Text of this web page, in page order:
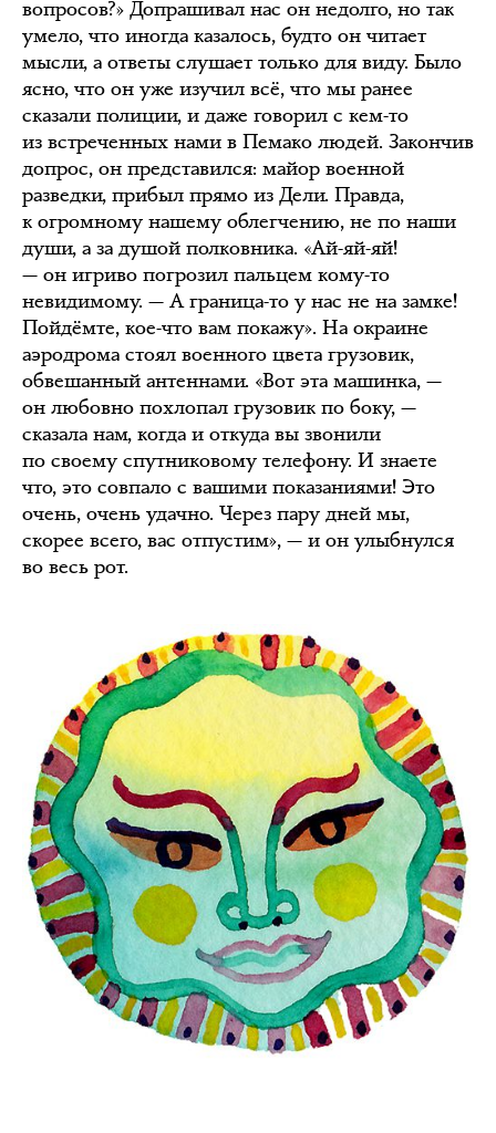
вопросов?» Допрашивал нас он недолго, но так
умело, что иногда казалось, будто он читает
мысли, а ответы слушает только для виду. Было
ясно, что он уже изучил всё, что мы ранее
сказали полиции, и даже говорил с кем-то
из встреченных нами в Пемако людей. Закончив
допрос, он представился: майор военной
разведки, прибыл прямо из Дели. Правда,
к огромному нашему облегчению, не по наши
души, а за душой полковника. «Ай-яй-яй!
— он игриво погрозил пальцем кому-то
невидимому. — А граница-то у нас не на замке!
Пойдёмте, кое-что вам покажу». На окраине
аэродрома стоял военного цвета грузовик,
обвешанный антеннами. «Вот эта машинка, —
он любовно похлопал грузовик по боку, —
сказала нам, когда и откуда вы звонили
по своему спутниковому телефону. И знаете
что, это совпало с вашими показаниями! Это
очень, очень удачно. Через пару дней мы,
скорее всего, вас отпустим», — и он улыбнулся
во весь рот.